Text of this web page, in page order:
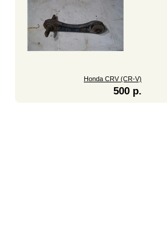
Honda CRV (CR-V)
500 р.